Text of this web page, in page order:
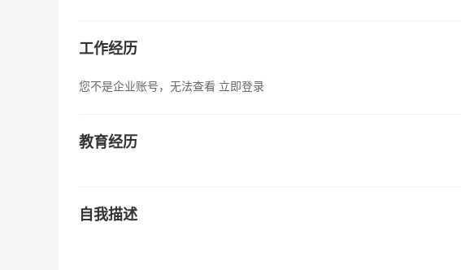
工作经历
您不是企业账号，无法查看 立即登录
教育经历
自我描述